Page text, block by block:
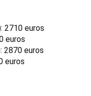
2710 euros
euros
2870 euros
euros